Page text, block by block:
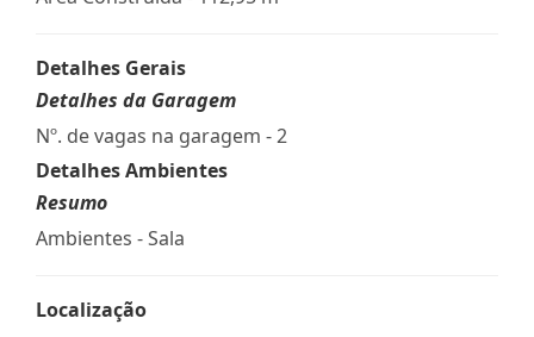
Detalhes Gerais
Detalhes da Garagem
Nº. de vagas na garagem - 2
Detalhes Ambientes
Resumo
Ambientes - Sala
Localização